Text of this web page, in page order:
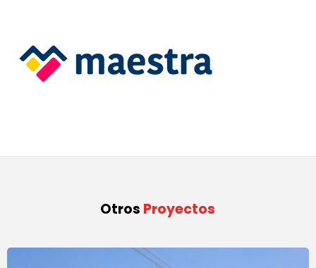
Otros Proyectos